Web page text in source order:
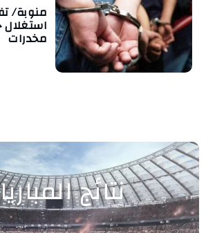
منوبة/
مخدرات
نتائج